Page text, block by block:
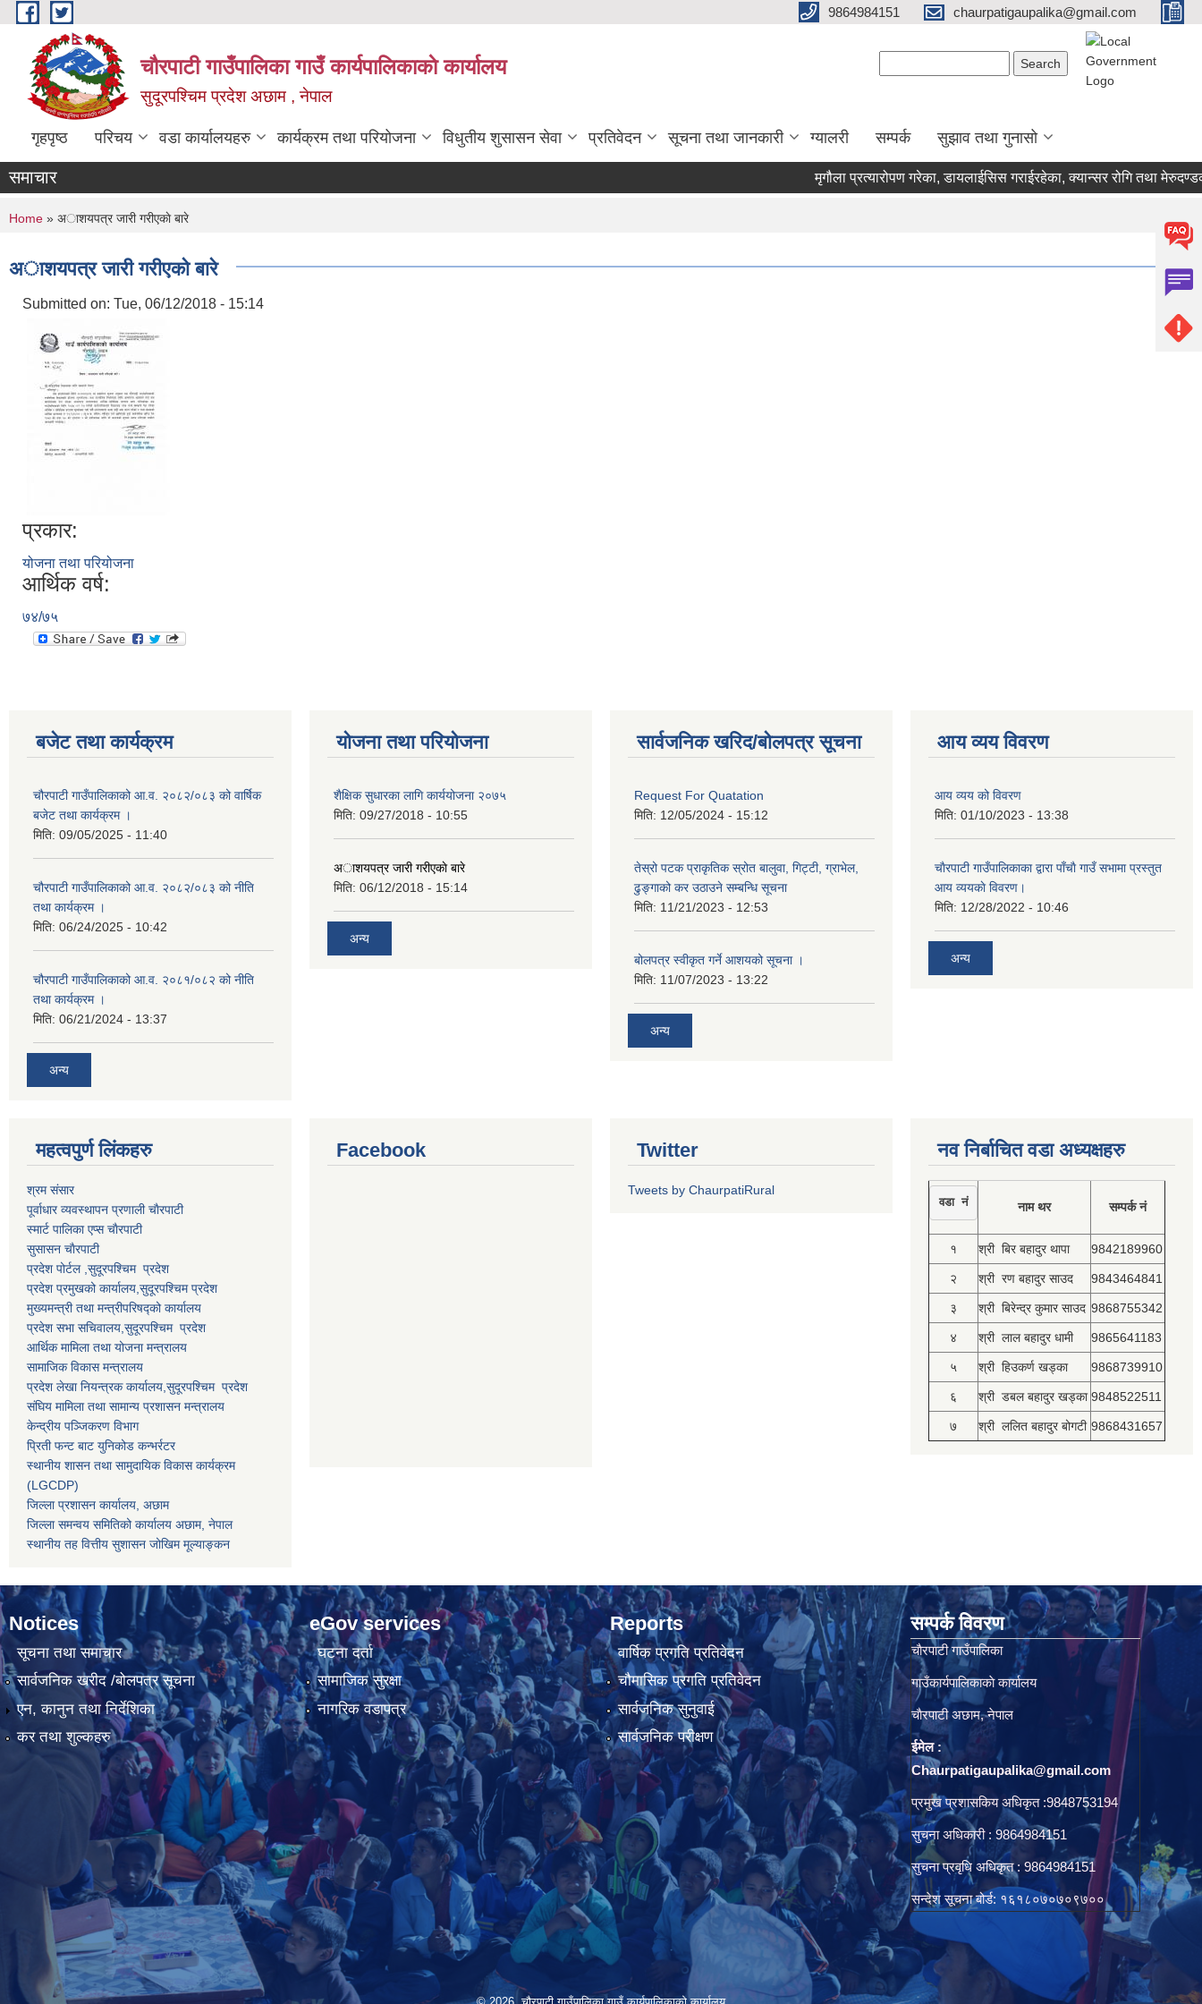
Skip to main content 9864984151 chaurpatigaupalika@gmail.com
चौरपाटी गाउँपालिका गाउँ कार्यपालिकाकाे कार्यालय
सुदूरपश्चिम प्रदेश अछाम , नेपाल
गृहपृष्ठ परिचय वडा कार्यालयहरु कार्यक्रम तथा परियोजना विधुतीय शुसासन सेवा प्रतिवेदन सूचना तथा जानकारी ग्यालरी सम्पर्क सुझाव तथा गुनासो
समाचार मृगौला प्रत्यारोपण गरेका, डायलाईसिस गराईरहेका, क्यान्सर रोगि तथा
You are here
Home » अाशयपत्र जारी गरीएकाे बारे
अाशयपत्र जारी गरीएकाे बारे
Submitted on: Tue, 06/12/2018 - 15:14
प्रकार:
योजना तथा परियोजना
आर्थिक वर्ष:
७४/७५
बजेट तथा कार्यक्रम
चौरपाटी गाउँपालिकाको आ.व. २०८२/०८३ को वार्षिक
बजेट तथा कार्यक्रम ।
मिति: 09/05/2025 - 11:40
चौरपाटी गाउँपालिकाको आ.व. २०८२/०८३ को नीति
तथा कार्यक्रम ।
मिति: 06/24/2025 - 10:42
चौरपाटी गाउँपालिकाको आ.व. २०८१/०८२ को नीति
तथा कार्यक्रम ।
मिति: 06/21/2024 - 13:37
अन्य
योजना तथा परियोजना
शैक्षिक सुधारका लागि कार्ययोजना २०७५
मिति: 09/27/2018 - 10:55
अाशयपत्र जारी गरीएकाे बारे
मिति: 06/12/2018 - 15:14
अन्य
सार्वजनिक खरिद/बोलपत्र सूचना
Request For Quatation
मिति: 12/05/2024 - 15:12
तेस्रो पटक प्राकृतिक स्रोत बालुवा, गिट्टी, ग्राभेल,
ढुङ्गाको कर उठाउने सम्बन्धि सूचना
मिति: 11/21/2023 - 12:53
बोलपत्र स्वीकृत गर्ने आशयको सूचना ।
मिति: 11/07/2023 - 13:22
अन्य
आय व्यय विवरण
आय व्यय को विवरण
मिति: 01/10/2023 - 13:38
चाैरपाटी गाउँपालिकाका द्वारा पाँचाै गाउँ सभामा प्रस्तुत
आय व्ययकाे विवरण।
मिति: 12/28/2022 - 10:46
अन्य
महत्वपुर्ण लि‌ंकहरु
श्रम संसार
पूर्वाधार व्यवस्थापन प्रणाली चाैरपाटी
स्मार्ट पालिका एप्स चाैरपाटी
सुसासन चाैरपाटी
प्रदेश पोर्टल ,सुदूरपश्चिम प्रदेश
प्रदेश प्रमुखको कार्यालय, सुदूरपश्चिमप्रदेश
मुख्यमन्त्री तथा मन्त्रीपरिषद्को कार्यालय
प्रदेश सभा सचिवालय, सुदूरपश्चिम प्रदेश
आर्थिक मामिला तथा योजना मन्त्रालय
सामाजिक विकास मन्त्रालय
प्रदेश लेखा नियन्त्रक कार्यालय, सुदूरपश्चिम प्रदेश
संघिय मामिला तथा सामान्य प्रशासन मन्त्रालय
केन्द्रीय पञ्जिकरण विभाग
प्रिती फन्ट बाट युनिकोड कन्भर्रटर
स्थानीय शासन तथा सामुदायिक विकास कार्यक्रम
(LGCDP)
जिल्ला प्रशासन कार्यालय, अछाम
जिल्ला समन्वय समितिको कार्यालय अछाम, नेपाल
स्थानीय तह वित्तीय सुशासन जोखिम मूल्याङ्कन
Facebook Twitter
Tweets by ChaurpatiRural
नव निर्बाचित वडा अध्यक्षहरु
वडा नं नाम थर सम्पर्क नं
१ श्री बिर बहादुर थापा 9842189960
२ श्री रण बहादुर साउद 9843464841
३ श्री बिरेन्द्र कुमार साउद 9868755342
४ श्री लाल बहादुर धामी 9865641183
५ श्री हिउकर्ण खड्का 9868739910
६ श्री डबल बहादुर खड्का 9848522511
७ श्री ललित बहादुर बोगटी 9868431657
Notices
सूचना तथा समाचार
सार्वजनिक खरीद /बोलपत्र सूचना
एन, कानुन तथा निर्देशिका
कर तथा शुल्कहरु
eGov services
घटना दर्ता
सामाजिक सुरक्षा
नागरिक वडापत्र
Reports
वार्षिक प्रगति प्रतिवेदन
चौमासिक प्रगति प्रतिवेदन
सार्वजनिक सुनुवाई
सार्वजनिक परीक्षण
सम्पर्क विवरण
चाैरपाटी गाउँपालिका
गाउँकार्यपालिकाकाे कार्यालय
चाैरपाटी अछाम, नेपाल
ईमेल :
Chaurpatigaupalika@gmail.com
प्रमुख प्रशासकिय अधिकृत :9848753194
सुचना अधिकारी : 9864984151
सुचना प्रवृधि अधिकृत : 9864984151
सन्देश सूचना बोर्ड: १६१८०७०७०९७००
© 2026 चौरपाटी गाउँपालिका गाउँ कार्यपालिकाकाे कार्यालय